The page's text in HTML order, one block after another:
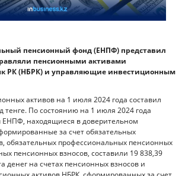
пенсионный фонд (ЕНПФ) представил
пенсионными активами
РК (НБРК) и управляющие инвестиционным
активов на 1 июля 2024 года составил
тенге. По состоянию на 1 июля 2024 года
находящиеся в доверительном
за счет обязательных
обязательных профессиональных пенсионных
пенсионных взносов, составили 19 838,39
денег на счетах пенсионных взносов и